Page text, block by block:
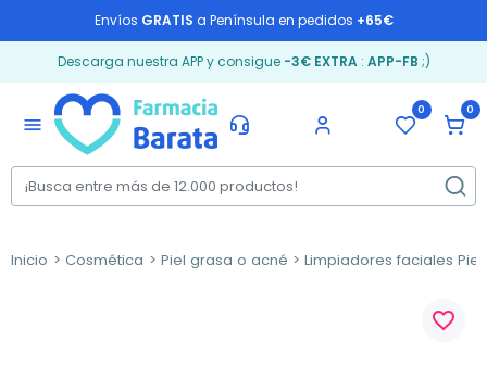
Envíos GRATIS a Península en pedidos +65€
Descarga nuestra APP y consigue -3€ EXTRA: APP-FB ;)
menu
0 0
Inicio Cosmética Piel grasa o acné Limpiadores faciales
favorite_border